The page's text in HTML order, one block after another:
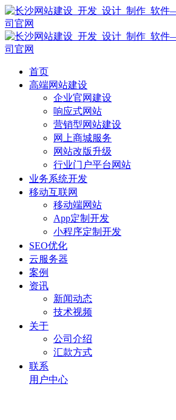
首页
高端网站建设
企业官网建设
响应式网站
营销型网站建设
网上商城服务
网站改版升级
行业门户平台网站
业务系统开发
移动互联网
移动端网站
App定制开发
小程序定制开发
SEO优化
云服务器
案例
资讯
新闻动态
技术视频
关于
公司介绍
汇款方式
联系
用户中心